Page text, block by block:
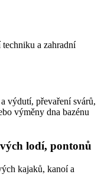
a zahradní
výdutí, převaření svárů,
výměny dna bazénu
lodí, pontonů
kajaků, kanoí a